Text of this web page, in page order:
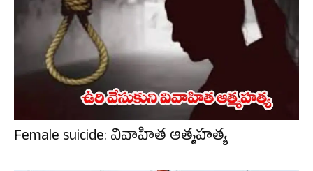
Female suicide: వివాహిత ఆత్మహత్య